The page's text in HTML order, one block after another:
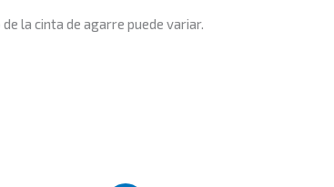
la cinta de agarre puede variar.